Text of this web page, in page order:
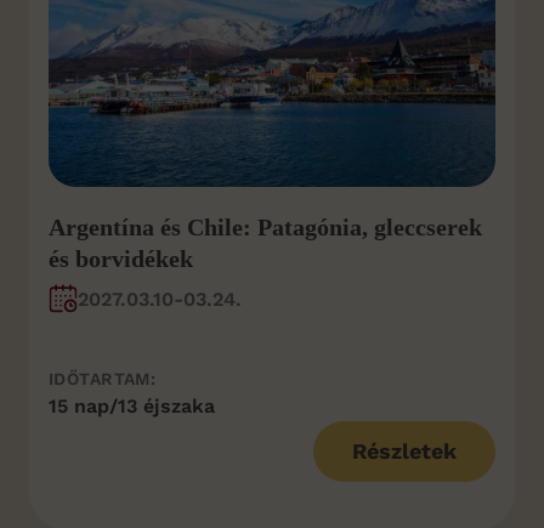
Argentína és Chile: Patagónia, gleccserek
és borvidékek
2027.03.10-03.24.
IDŐTARTAM:
15 nap/13 éjszaka
Részletek